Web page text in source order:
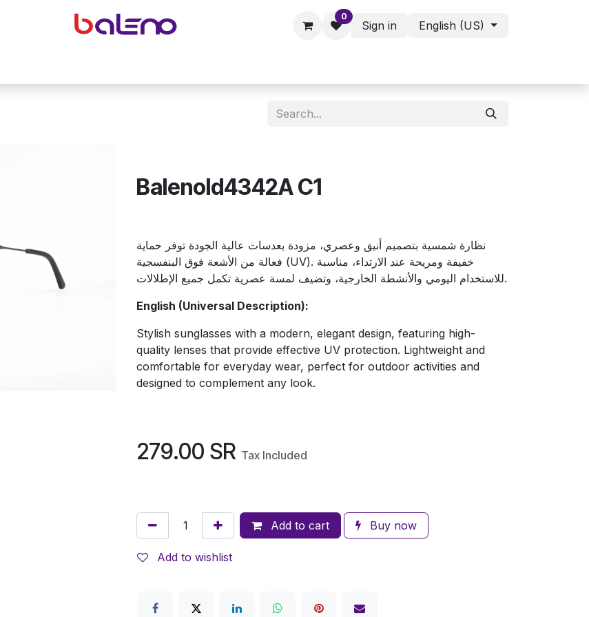
0
Sign in English (US)
Balenold4342A C1
نظارة شمسية بتصميم أنيق وعصري، مزودة بعدسات عالية الجودة توفر حماية
فعالة من الأشعة فوق البنفسجية (UV). خفيفة ومريحة عند الارتداء، مناسبة
للاستخدام اليومي والأنشطة الخارجية، وتضيف لمسة عصرية تكمل جميع الإطلالات.
English (Universal Description):
Stylish sunglasses with a modern, elegant design, featuring high-
quality lenses that provide effective UV protection. Lightweight and
comfortable for everyday wear, perfect for outdoor activities and
designed to complement any look.
279.00 SR Tax Included
Add to cart Buy now
Add to wishlist